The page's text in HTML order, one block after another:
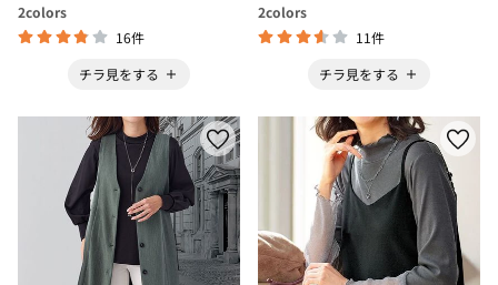
2colors
16件
チラ見をする
2colors
11件
チラ見をする